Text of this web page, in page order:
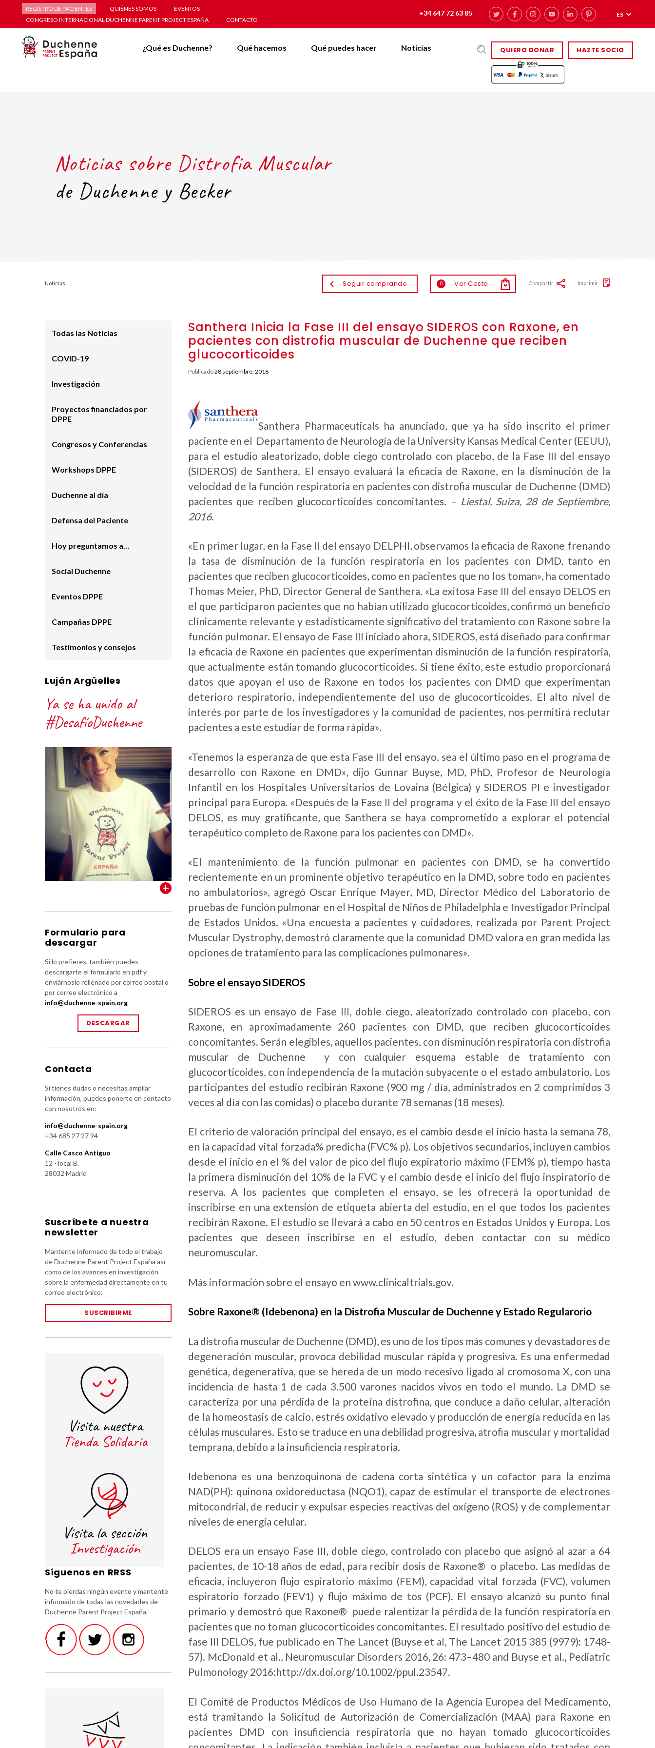
REGISTRO DE PACIENTES QUIÉNES SOMOS
EVENTOS
CONGRESO INTERNACIONAL DUCHENNE PARENT PROJECT ESPAÑA
CONTACTO
+34 647 72 63 85 ES
QUIERO DONAR HAZTE SOCIO
¿Qué es Duchenne? Qué hacemos Qué puedes hacer Noticias
Noticias sobre Distrofia Muscular
de Duchenne y Becker
Noticias Seguir comprando 0 Ver Cesta Compartir Imprimir
Santhera Inicia la Fase III del ensayo SIDEROS con Raxone, en
pacientes con distrofia muscular de Duchenne que reciben
glucocorticoides
Publicado28 septiembre, 2016
Santhera Pharmaceuticals ha anunciado, que ya ha sido inscrito el primer
paciente en el Departamento de Neurología de la University Kansas Medical Center (EEUU),
para el estudio aleatorizado, doble ciego controlado con placebo, de la Fase III del ensayo
(SIDEROS) de Santhera. El ensayo evaluará la eficacia de Raxone, en la disminución de la
velocidad de la función respiratoria en pacientes con distrofia muscular de Duchenne (DMD)
pacientes que reciben glucocorticoides concomitantes. – Liestal, Suiza, 28 de Septiembre,
2016.
«En primer lugar, en la Fase II del ensayo DELPHI, observamos la eficacia de Raxone frenando
la tasa de disminución de la función respiratoria en los pacientes con DMD, tanto en
pacientes que reciben glucocorticoides, como en pacientes que no los toman», ha comentado
Thomas Meier, PhD, Director General de Santhera. «La exitosa Fase III del ensayo DELOS en
el que participaron pacientes que no habían utilizado glucocorticoides, confirmó un beneficio
clínicamente relevante y estadísticamente significativo del tratamiento con Raxone sobre la
función pulmonar. El ensayo de Fase III iniciado ahora, SIDEROS, está diseñado para confirmar
la eficacia de Raxone en pacientes que experimentan disminución de la función respiratoria,
que actualmente están tomando glucocorticoides. Si tiene éxito, este estudio proporcionará
datos que apoyan el uso de Raxone en todos los pacientes con DMD que experimentan
deterioro respiratorio, independientemente del uso de glucocorticoides. El alto nivel de
interés por parte de los investigadores y la comunidad de pacientes, nos permitirá reclutar
pacientes a este estudiar de forma rápida».
«Tenemos la esperanza de que esta Fase III del ensayo, sea el último paso en el programa de
desarrollo con Raxone en DMD», dijo Gunnar Buyse, MD, PhD, Profesor de Neurología
Infantil en los Hospitales Universitarios de Lovaina (Bélgica) y SIDEROS PI e investigador
principal para Europa. «Después de la Fase II del programa y el éxito de la Fase III del ensayo
DELOS, es muy gratificante, que Santhera se haya comprometido a explorar el potencial
terapéutico completo de Raxone para los pacientes con DMD».
«El mantenimiento de la función pulmonar en pacientes con DMD, se ha convertido
recientemente en un prominente objetivo terapéutico en la DMD, sobre todo en pacientes
no ambulatorios», agregó Oscar Enrique Mayer, MD, Director Médico del Laboratorio de
pruebas de función pulmonar en el Hospital de Niños de Philadelphia e Investigador Principal
de Estados Unidos. «Una encuesta a pacientes y cuidadores, realizada por Parent Project
Muscular Dystrophy, demostró claramente que la comunidad DMD valora en gran medida las
opciones de tratamiento para las complicaciones pulmonares».
Sobre el ensayo SIDEROS
SIDEROS es un ensayo de Fase III, doble ciego, aleatorizado controlado con placebo, con
Raxone, en aproximadamente 260 pacientes con DMD, que reciben glucocorticoides
concomitantes. Serán elegibles, aquellos pacientes, con disminución respiratoria con distrofia
muscular de Duchenne y con cualquier esquema estable de tratamiento con
glucocorticoides, con independencia de la mutación subyacente o el estado ambulatorio. Los
participantes del estudio recibirán Raxone (900 mg / día, administrados en 2 comprimidos 3
veces al día con las comidas) o placebo durante 78 semanas (18 meses).
El criterio de valoración principal del ensayo, es el cambio desde el inicio hasta la semana 78,
en la capacidad vital forzada% predicha (FVC% p). Los objetivos secundarios, incluyen cambios
desde el inicio en el % del valor de pico del flujo expiratorio máximo (FEM% p), tiempo hasta
la primera disminución del 10% de la FVC y el cambio desde el inicio del flujo inspiratorio de
reserva. A los pacientes que completen el ensayo, se les ofrecerá la oportunidad de
inscribirse en una extensión de etiqueta abierta del estudio, en el que todos los pacientes
recibirán Raxone. El estudio se llevará a cabo en 50 centros en Estados Unidos y Europa. Los
pacientes que deseen inscribirse en el estudio, deben contactar con su médico
neuromuscular.
Más información sobre el ensayo en www.clinicaltrials.gov.
Sobre Raxone® (Idebenona) en la Distrofia Muscular de Duchenne y Estado Regularorio
La distrofia muscular de Duchenne (DMD), es uno de los tipos más comunes y devastadores de
degeneración muscular, provoca debilidad muscular rápida y progresiva. Es una enfermedad
genética, degenerativa, que se hereda de un modo recesivo ligado al cromosoma X, con una
incidencia de hasta 1 de cada 3.500 varones nacidos vivos en todo el mundo. La DMD se
caracteriza por una pérdida de la proteína distrofina, que conduce a daño celular, alteración
de la homeostasis de calcio, estrés oxidativo elevado y producción de energía reducida en las
células musculares. Esto se traduce en una debilidad progresiva, atrofia muscular y mortalidad
temprana, debido a la insuficiencia respiratoria.
Idebenona es una benzoquinona de cadena corta sintética y un cofactor para la enzima
NAD(PH): quinona oxidoreductasa (NQO1), capaz de estimular el transporte de electrones
mitocondrial, de reducir y expulsar especies reactivas del oxígeno (ROS) y de complementar
niveles de energía celular.
DELOS era un ensayo Fase III, doble ciego, controlado con placebo que asignó al azar a 64
pacientes, de 10-18 años de edad, para recibir dosis de Raxone® o placebo. Las medidas de
eficacia, incluyeron flujo espiratorio máximo (FEM), capacidad vital forzada (FVC), volumen
espiratorio forzado (FEV1) y flujo máximo de tos (PCF). El ensayo alcanzó su punto final
primario y demostró que Raxone® puede ralentizar la pérdida de la función respiratoria en
pacientes que no toman glucocorticoides concomitantes. El resultado positivo del estudio de
fase III DELOS, fue publicado en The Lancet (Buyse et al, The Lancet 2015 385 (9979): 1748-
57). McDonald et al., Neuromuscular Disorders 2016, 26: 473–480 and Buyse et al., Pediatric
Pulmonology 2016:http://dx.doi.org/10.1002/ppul.23547.
El Comité de Productos Médicos de Uso Humano de la Agencia Europea del Medicamento,
está tramitando la Solicitud de Autorización de Comercialización (MAA) para Raxone en
pacientes DMD con insuficiencia respiratoria que no hayan tomado glucocorticoides
Todas las Noticias
COVID-19
Investigación
Proyectos financiados por
DPPE
Congresos y Conferencias
Workshops DPPE
Duchenne al día
Defensa del Paciente
Hoy preguntamos a…
Social Duchenne
Eventos DPPE
Campañas DPPE
Testimonios y consejos
Luján Argüelles
Ya se ha unido al
#DesafíoDuchenne
Formulario para
descargar
Si lo prefieres, también puedes
descargarte el formulario en pdf y
enviárnoslo rellenado por correo postal o
por correo electrónico a
info@duchenne-spain.org
DESCARGAR
Contacta
Si tienes dudas o necesitas ampliar
información, puedes ponerte en contacto
con nosotros en:
info@duchenne-spain.org
+34 685 27 27 94
Calle Casco Antiguo
12 - local B.
28032 Madrid
Suscríbete a nuestra
newsletter
Mantente informado de todo el trabajo
de Duchenne Parent Project España así
como de los avances en investigación
sobre la enfermedad directamente en tu
correo electrónico:
SUSCRIBIRME
Síguenos en RRSS
No te pierdas ningún evento y mantente
informado de todas las novedades de
Duchenne Parent Project España.